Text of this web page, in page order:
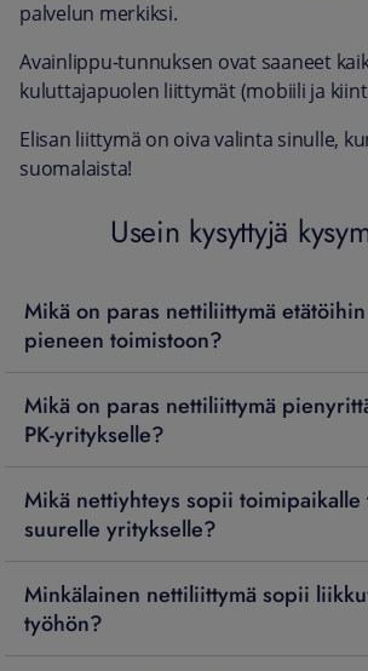
palvelun merkiksi.
Avainlippu-tunnuksen ovat saaneet
kuluttajapuolen liittymät (mobiili ja
Elisan liittymä on oiva valinta sinulle,
suomalaista!
Usein kysyttyjä
Mikä on paras nettiliittymä
pieneen toimistoon?
Mikä on paras nettiliittymä
PK-yritykselle?
Mikä nettiyhteys sopii toimipaikalle
suurelle yritykselle?
Minkälainen nettiliittymä sopii
työhön?